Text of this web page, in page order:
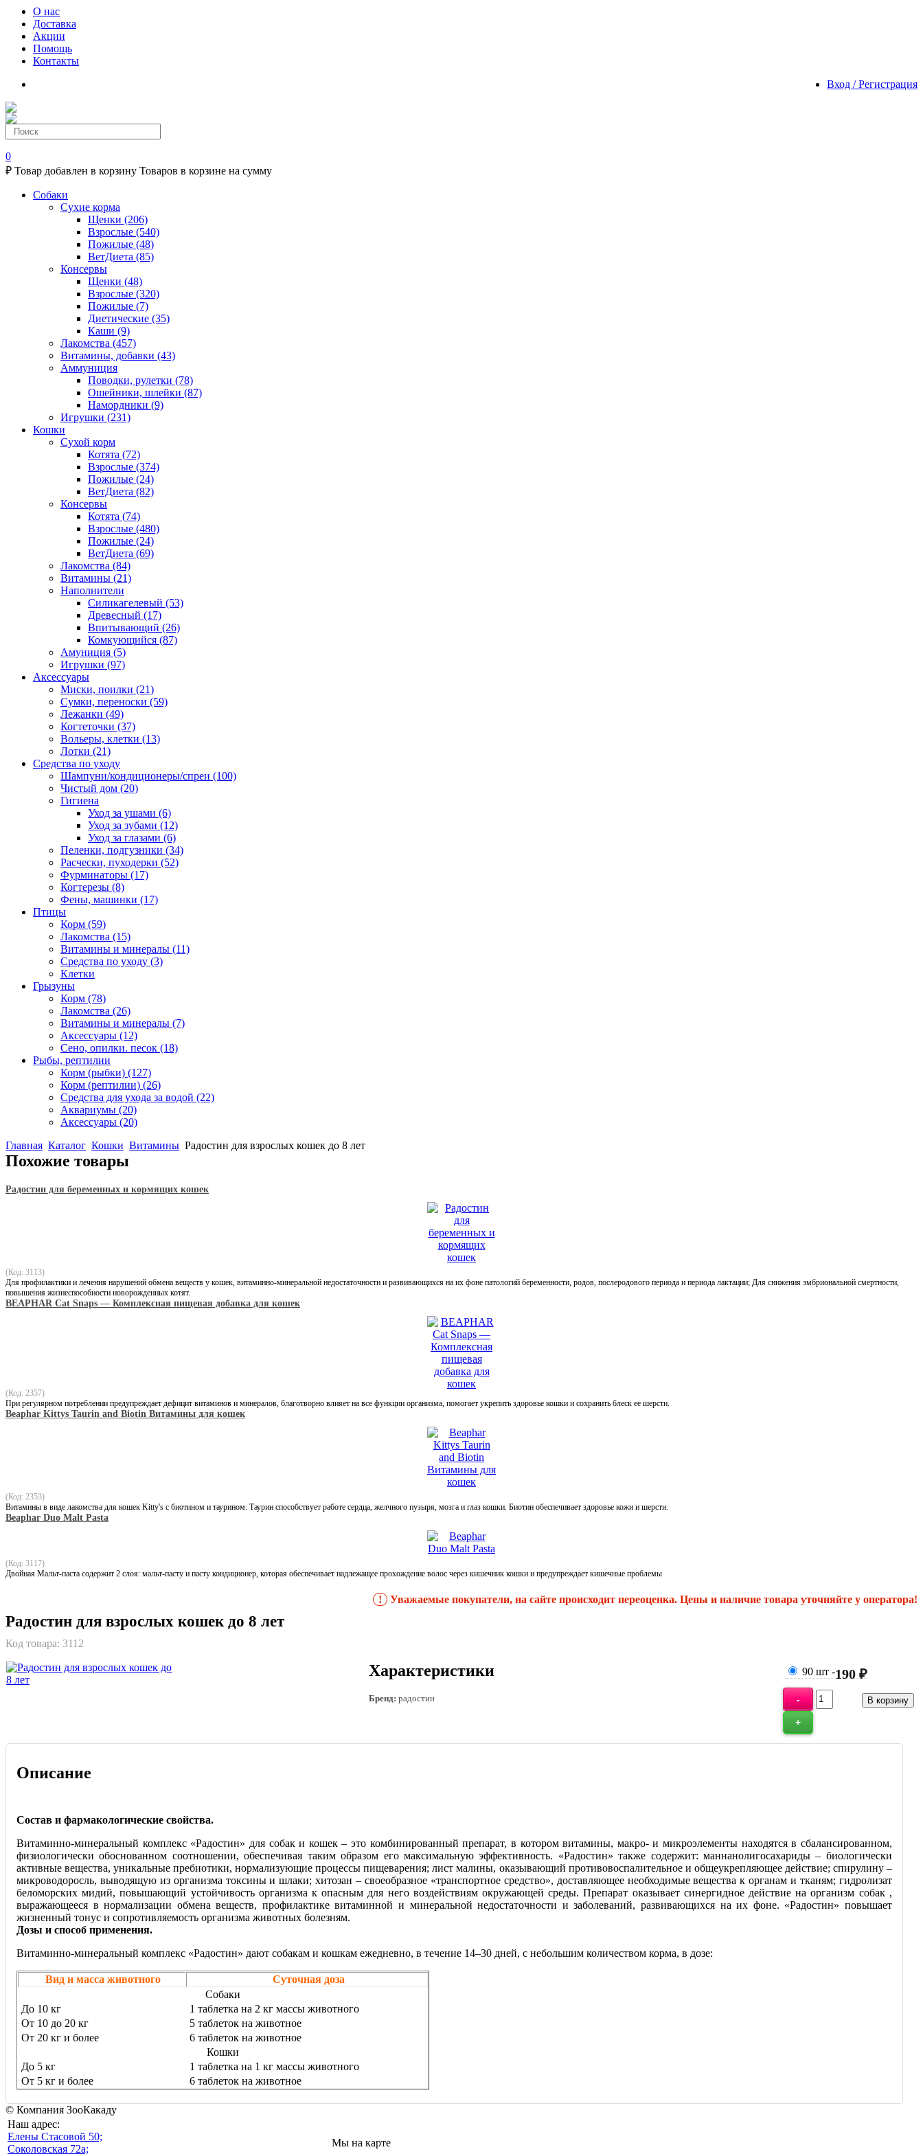
О нас
Доставка
Акции
Помощь
Контакты
Вход / Регистрация
0
₽ Товар добавлен в корзину Товаров в корзине на сумму
Собаки
Сухие корма
Щенки (206)
Взрослые (540)
Пожилые (48)
ВетДиета (85)
Консервы
Щенки (48)
Взрослые (320)
Пожилые (7)
Диетические (35)
Каши (9)
Лакомства (457)
Витамины, добавки (43)
Аммуниция
Поводки, рулетки (78)
Ошейники, шлейки (87)
Намордники (9)
Игрушки (231)
Кошки
Сухой корм
Котята (72)
Взрослые (374)
Пожилые (24)
ВетДиета (82)
Консервы
Котята (74)
Взрослые (480)
Пожилые (24)
ВетДиета (69)
Лакомства (84)
Витамины (21)
Наполнители
Силикагелевый (53)
Древесный (17)
Впитывающий (26)
Комкующийся (87)
Амуниция (5)
Игрушки (97)
Аксессуары
Миски, поилки (21)
Сумки, переноски (59)
Лежанки (49)
Когтеточки (37)
Вольеры, клетки (13)
Лотки (21)
Средства по уходу
Шампуни/кондиционеры/спреи (100)
Чистый дом (20)
Гигиена
Уход за ушами (6)
Уход за зубами (12)
Уход за глазами (6)
Пеленки, подгузники (34)
Расчески, пуходерки (52)
Фурминаторы (17)
Когтерезы (8)
Фены, машинки (17)
Птицы
Корм (59)
Лакомства (15)
Витамины и минералы (11)
Средства по уходу (3)
Клетки
Грызуны
Корм (78)
Лакомства (26)
Витамины и минералы (7)
Аксессуары (12)
Сено, опилки. песок (18)
Рыбы, рептилии
Корм (рыбки) (127)
Корм (рептилии) (26)
Средства для ухода за водой (22)
Аквариумы (20)
Аксессуары (20)
Главная Каталог Кошки Витамины Радостин для взрослых кошек до 8 лет
Похожие товары
Радостин для беременных и кормящих кошек
(Код: 3113)
Для профилактики и лечения нарушений обмена веществ у кошек, витаминно-минеральной недостаточности и развивающихся на их фоне патологий беременности, родов, послеродового периода и периода лактации; Для снижения эмбриональной смертности,
повышения жизнеспособности новорожденных котят.
BEAPHAR Cat Snaps — Комплексная пищевая добавка для кошек
(Код: 2357)
При регулярном потреблении предупреждает дефицит витаминов и минералов, благотворно влияет на все функции организма, помогает укрепить здоровье кошки и сохранить блеск ее шерсти.
Beaphar Kittys Taurin and Biotin Витамины для кошек
(Код: 2353)
Витамины в виде лакомства для кошек Kitty's с биотином и таурином. Таурин способствует работе сердца, желчного пузыря, мозга и глаз кошки. Биотин обеспечивает здоровье кожи и шерсти.
Beaphar Duo Malt Pasta
(Код: 3117)
Двойная Мальт-паста содержит 2 слоя: мальт-пасту и пасту кондиционер, которая обеспечивает надлежащее прохождение волос через кишечник кошки и предупреждает кишечные проблемы
! Уважаемые покупатели, на сайте происходит переоценка. Цены и наличие товара уточняйте у оператора!
Радостин для взрослых кошек до 8 лет
Код товара: 3112
Характеристики
Бренд: радостин
90 шт -190 ₽
Описание
Состав и фармакологические свойства.
Витаминно-минеральный комплекс «Радостин» для собак и кошек – это комбинированный препарат, в котором витамины, макро- и микроэлементы находятся в сбалансированном,
физиологически обоснованном соотношении, обеспечивая таким образом его максимальную эффективность. «Радостин» также содержит: маннанолигосахариды – биологически
активные вещества, уникальные пребиотики, нормализующие процессы пищеварения; лист малины, оказывающий противовоспалительное и общеукрепляющее действие; спирулину –
микроводоросль, выводящую из организма токсины и шлаки; хитозан – своеобразное «транспортное средство», доставляющее необходимые вещества к органам и тканям; гидролизат
беломорских мидий, повышающий устойчивость организма к опасным для него воздействиям окружающей среды. Препарат оказывает синергидное действие на организм собак ,
выражающееся в нормализации обмена веществ, профилактике витаминной и минеральной недостаточности и заболеваний, развивающихся на их фоне. «Радостин» повышает
жизненный тонус и сопротивляемость организма животных болезням.
Дозы и способ применения.
Витаминно-минеральный комплекс «Радостин» дают собакам и кошкам ежедневно, в течение 14–30 дней, с небольшим количеством корма, в дозе:
Вид и масса животного
Суточная доза
Собаки
До 10 кг
1 таблетка на 2 кг массы животного
От 10 до 20 кг
5 таблеток на животное
От 20 кг и более
6 таблеток на животное
Кошки
До 5 кг
1 таблетка на 1 кг массы животного
От 5 кг и более
6 таблеток на животное
© Компания ЗооКакаду
Наш адрес:
Eлены Стасовой 50;
Соколовская 72а;
Мы на карте